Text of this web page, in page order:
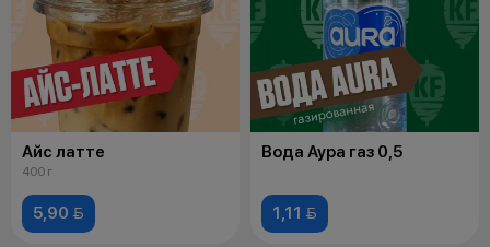
Айс латте
400 г
5,90 
Вода Аура газ 0,5
1,11 